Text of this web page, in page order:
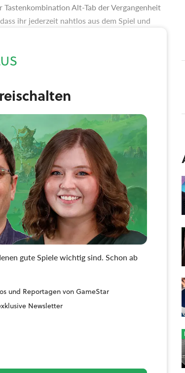
Alt-Tab der Vergangenheit
ihr jederzeit nahtlos aus dem Spiel und
sowie beim Übergang in die
augenblicklich ablaufen. Sogar eine native
gute Spiele wichtig sind. Schon ab
und Reportagen von GameStar
Newsletter